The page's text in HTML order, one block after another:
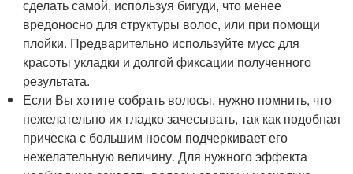
сделать самой, используя бигуди, что менее
вредоносно для структуры волос, или при помощи
плойки. Предварительно используйте мусс для
красоты укладки и долгой фиксации полученного
результата.
Если Вы хотите собрать волосы, нужно помнить, что
нежелательно их гладко зачесывать, так как подобная
прическа с большим носом подчеркивает его
нежелательную величину. Для нужного эффекта